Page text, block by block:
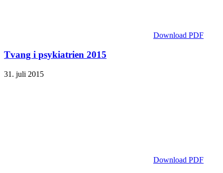
Download PDF
Tvang i psykiatrien 2015
31. juli 2015
Download PDF